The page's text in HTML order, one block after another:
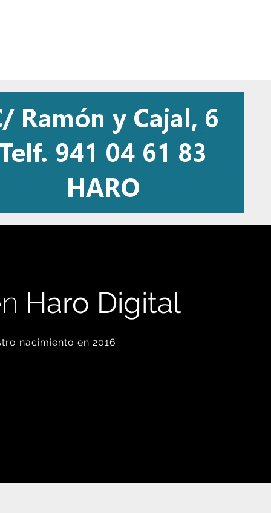
Haro Digital
nacimiento en 2016.